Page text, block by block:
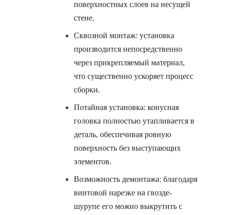
поверхностных слоев на несущей
стене.
Сквозной монтаж: установка
производится непосредственно
через прикрепляемый материал,
что существенно ускоряет процесс
сборки.
Потайная установка: конусная
головка полностью утапливается в
деталь, обеспечивая ровную
поверхность без выступающих
элементов.
Возможность демонтажа: благодаря
винтовой нарезке на гвозде-
шурупе его можно выкрутить с